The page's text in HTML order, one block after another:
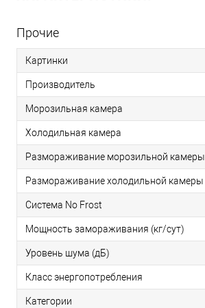
Прочие
Картинки
Производитель
Морозильная камера
Холодильная камера
Размораживание морозильной камеры
Размораживание холодильной камеры
Система No Frost
Мощность замораживания (кг/сут)
Уровень шума (дБ)
Класс энергопотребления
Категории